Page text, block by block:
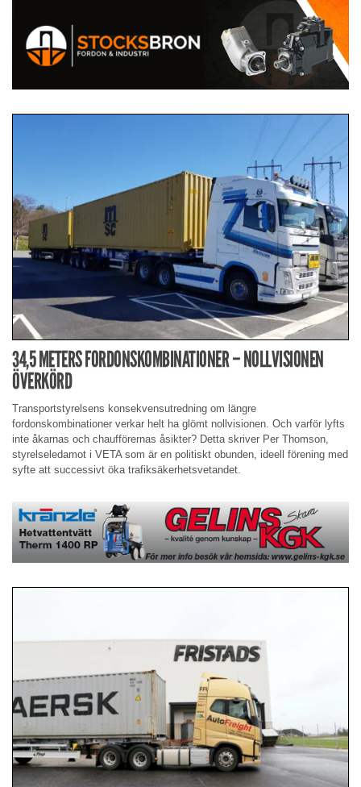
34,5 METERS FORDONSKOMBINATIONER – NOLLVISIONEN
ÖVERKÖRD
Transportstyrelsens konsekvensutredning om längre
fordonskombinationer verkar helt ha glömt nollvisionen. Och varför lyfts
inte åkarnas och chaufförernas åsikter? Detta skriver Per Thomson,
styrelseledamot i VETA som är en politiskt obunden, ideell förening med
syfte att successivt öka trafiksäkerhetsvetandet.